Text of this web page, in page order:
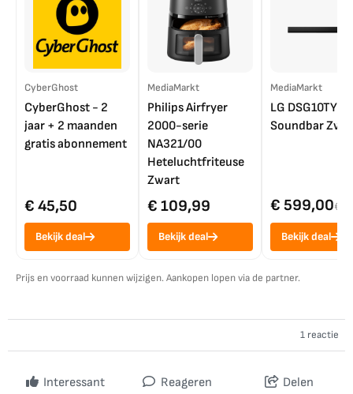
CyberGhost
CyberGhost - 2
jaar + 2 maanden
gratis abonnement
€ 45,50
Bekijk deal
MediaMarkt
Philips Airfryer
2000-serie
NA321/00
Heteluchtfriteuse
Zwart
€ 109,99
Bekijk deal
MediaMarkt
LG DSG10TY
Soundbar
€ 599,00€
Bekijk deal
Prijs en voorraad kunnen wijzigen. Aankopen lopen via de partner.
1 reactie
Interessant Reageren Delen